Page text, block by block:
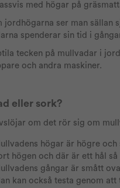
med högar på
jordhögarna ser man sällan
spenderar sin tid i
tecken på mullvadar i
och andra maskiner.
eller sork?
om det rör sig om
högar är högre
högen och där är ett hål
gångar är smått
kan också testa genom